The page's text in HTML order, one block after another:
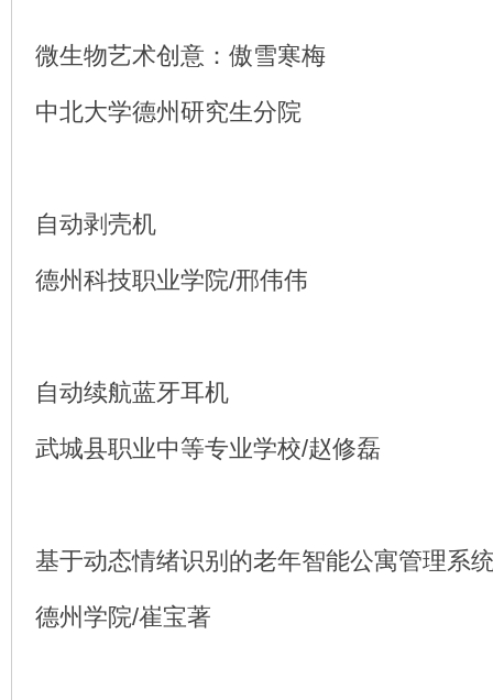
微生物艺术创意：傲雪寒梅
中北大学德州研究生分院
自动剥壳机
德州科技职业学院/邢伟伟
自动续航蓝牙耳机
武城县职业中等专业学校/赵修磊
基于动态情绪识别的老年智能公寓管理系
德州学院/崔宝著